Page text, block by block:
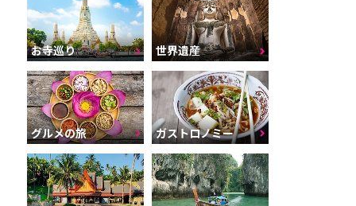
お寺巡り 世界遺産
グルメの旅 ガストロノミー